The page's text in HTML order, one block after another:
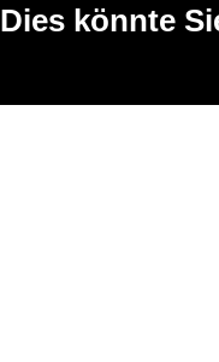
Dies könnte